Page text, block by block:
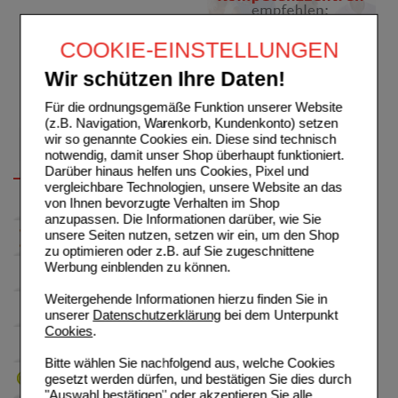
COOKIE-EINSTELLUNGEN
Wir schützen Ihre Daten!
Für die ordnungsgemäße Funktion unserer Website
(z.B. Navigation, Warenkorb, Kundenkonto) setzen
wir so genannte Cookies ein. Diese sind technisch
notwendig, damit unser Shop überhaupt funktioniert.
Darüber hinaus helfen uns Cookies, Pixel und
vergleichbare Technologien, unsere Website an das
von Ihnen bevorzugte Verhalten im Shop
anzupassen. Die Informationen darüber, wie Sie
unsere Seiten nutzen, setzen wir ein, um den Shop
zu optimieren oder z.B. auf Sie zugeschnittene
Werbung einblenden zu können.
Weitergehende Informationen hierzu finden Sie in
unserer Datenschutzerklärungbei dem Unterpunkt
Cookies.
Bitte wählen Sie nachfolgend aus, welche Cookies
gesetzt werden dürfen, und bestätigen Sie dies durch
"Auswahl bestätigen" oder akzeptieren Sie alle